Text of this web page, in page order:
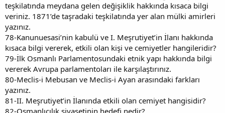
teşkilatında meydana gelen değişiklik hakkında kısaca bilgi
veriniz. 1871’de taşradaki teşkilatında yer alan mülki amirleri
yazınız.
78-Kanunuesasi’nin kabulü ve I. Meşrutiyet’in İlanı hakkında
kısaca bilgi vererek, etkili olan kişi ve cemiyetler hangileridir?
79-İlk Osmanlı Parlamentosundaki etnik yapı hakkında bilgi
vererek Avrupa parlamentoları ile karşılaştırınız.
80-Meclis-i Mebusan ve Meclis-i Ayan arasındaki farkları
yazınız.
81-II. Meşrutiyet’in İlanında etkili olan cemiyet hangisidir?
82-Osmanlıcılık siyasetinin hedefi nedir?